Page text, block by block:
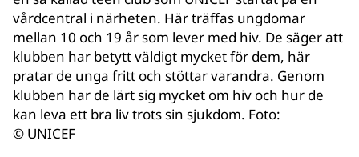
vårdcentral i närheten. Här träffas ungdomar
mellan 10 och 19 år som lever med hiv. De säger att
klubben har betytt väldigt mycket för dem, här
pratar de unga fritt och stöttar varandra. Genom
klubben har de lärt sig mycket om hiv och hur de
kan leva ett bra liv trots sin sjukdom. Foto:
© UNICEF